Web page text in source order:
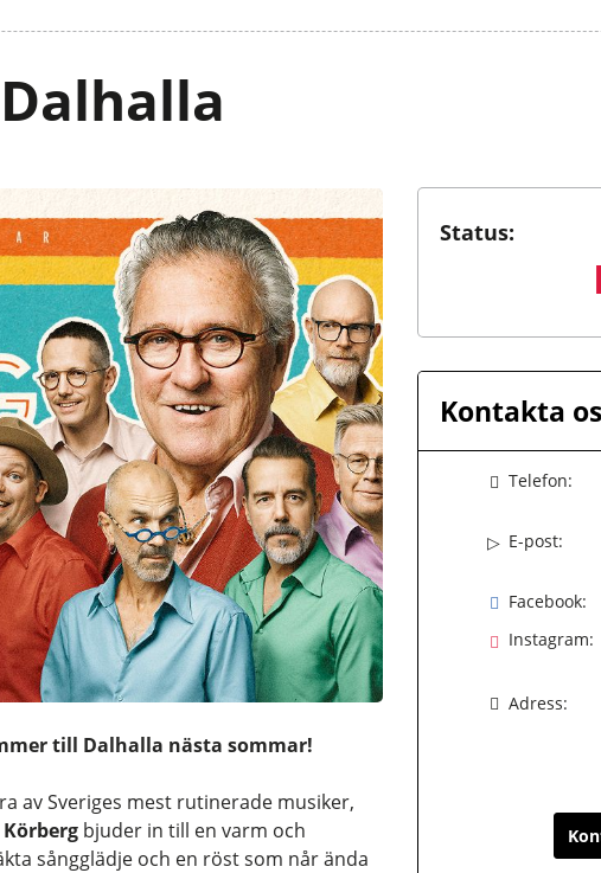
till Dalhalla nästa sommar!
av Sveriges mest rutinerade musiker,
bjuder in till en varm och
sångglädje och en röst som når ända
Status:
Kontakta
Telefon:
E-post:
Facebook:
Instagram:
Adress: